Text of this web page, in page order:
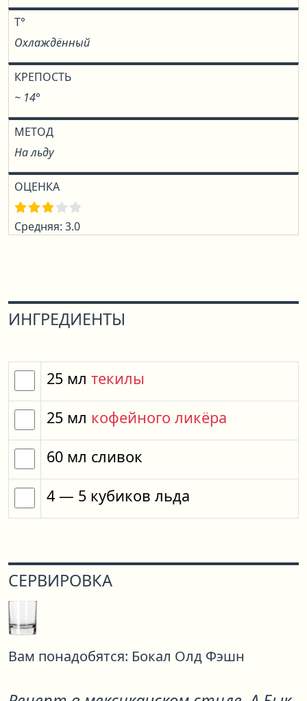
T°
Охлаждённый
КРЕПОСТЬ
~ 14°
МЕТОД
На льду
ОЦЕНКА
Средняя: 3.0
ИНГРЕДИЕНТЫ
25 мл текилы
25 мл кофейного ликёра
60 мл сливок
4 — 5 кубиков льда
СЕРВИРОВКА
Вам понадобятся: Бокал Олд Фэшн